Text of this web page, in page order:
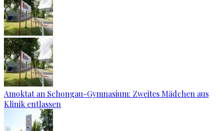
Amoktat an Schongau-Gymnasium: Zweites Mädchen aus
Klinik entlassen